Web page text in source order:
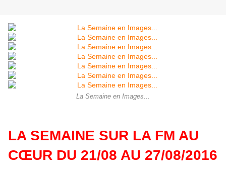
La Semaine en Images...
LA SEMAINE SUR LA FM AU
CŒUR DU 21/08 AU 27/08/2016